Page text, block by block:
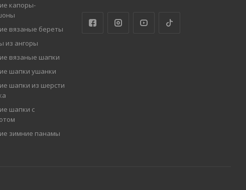
капоры-
вязаные береты
из ангоры
вязаные шапки
шапки ушанки
шапки из шерсти
шапки с
зимние панамы